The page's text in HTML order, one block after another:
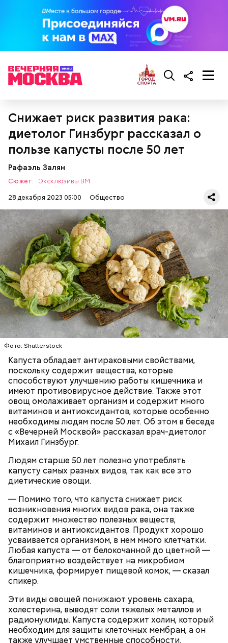
Снижает риск развития рака:
диетолог Гинзбург рассказал о
пользе капусты после 50 лет
Рафаэль Залян
Сюжет:
Эксклюзивы ВМ
28 декабря 2023 05:00
Общество
Фото: Shutterstock
Капуста обладает антираковыми свойствами,
поскольку содержит вещества, которые
способствуют улучшению работы кишечника и
имеют противовирусное действие. Также этот
овощ омолаживает организм и содержит много
витаминов и антиоксидантов, которые особенно
необходимы людям после 50 лет. Об этом в беседе
с «Вечерней Москвой» рассказал врач-диетолог
Михаил Гинзбург.
Людям старше 50 лет полезно употреблять
капусту самых разных видов, так как все это
диетические овощи.
— Помимо того, что капуста снижает риск
возникновения многих видов рака, она также
содержит множество полезных веществ,
витаминов и антиоксидантов. Продукт хорошо
усваивается организмом, в нем много клетчатки.
Любая капуста — от белокочанной до цветной —
благоприятно воздействует на микробиом
кишечника, формирует пищевой комок, — сказал
спикер.
Эти виды овощей понижают уровень сахара,
холестерина, выводят соли тяжелых металлов и
радионуклиды. Капуста содержит холин, который
необходим для защиты клеточных мембран, а он
также улучшает умственные способности.
— В дыне содержится много сахара, который
представлен фруктозой. С одной стороны — это
хорошо, потому что дает энергию. Но важно
помнить, что сладкими дынями не нужно сильно
увлекаться, так же как и арбузами, людям с
Терапевт Кондрахин назвал
продукты и напитки, которые
Ранние плоды, по словам врача, лучше не есть:
беременным, кормящим женщинам;
людям с ослабленной иммунной системой;
пожилым;
детям.
— Там может содержаться огромное количество
нитратов, которое вызовет головокружение,
гипоксию и ухудшение физического состояния, —
Чистит сосуды и защищает от
рака: чем полезен кресс-салат